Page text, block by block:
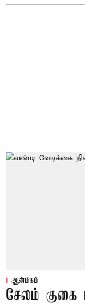
ஆன்மிகம்
சேலம் குகை